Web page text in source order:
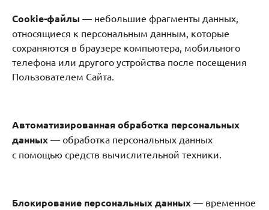
Cookie-файлы — небольшие фрагменты данных,
относящиеся к персональным данным, которые
сохраняются в браузере компьютера, мобильного
телефона или другого устройства после посещения
Пользователем Сайта.
Автоматизированная обработка персональных
данных — обработка персональных данных
с помощью средств вычислительной техники.
Блокирование персональных данных — временное